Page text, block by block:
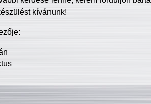
kívánunk!